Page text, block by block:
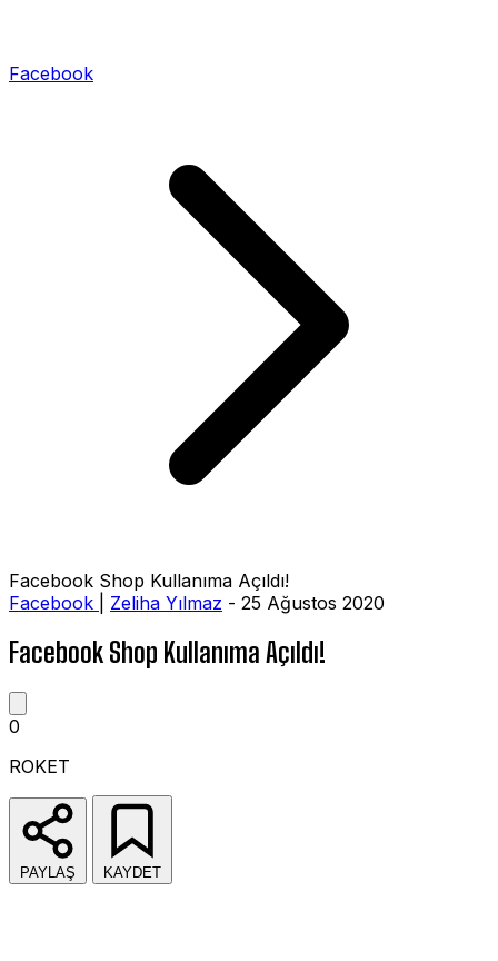
Facebook
Facebook Shop Kullanıma Açıldı!
Facebook
Zeliha Yılmaz - 25 Ağustos 2020
Facebook Shop Kullanıma Açıldı!
0
ROKET
PAYLAŞ KAYDET